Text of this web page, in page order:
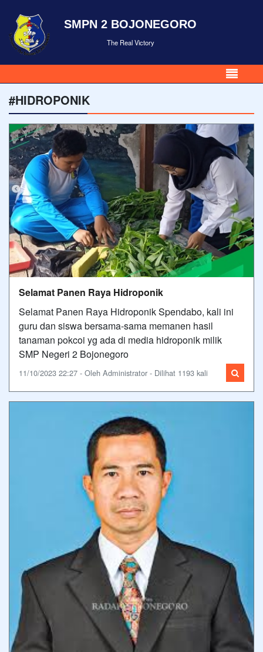
SMPN 2 BOJONEGORO
The Real Victory
#HIDROPONIK
Selamat Panen Raya Hidroponik
Selamat Panen Raya Hidroponik Spendabo, kali ini
guru dan siswa bersama-sama memanen hasil
tanaman pokcoi yg ada di media hidroponik milik
SMP Negeri 2 Bojonegoro
11/10/2023 22:27 - Oleh Administrator - Dilihat 1193 kali